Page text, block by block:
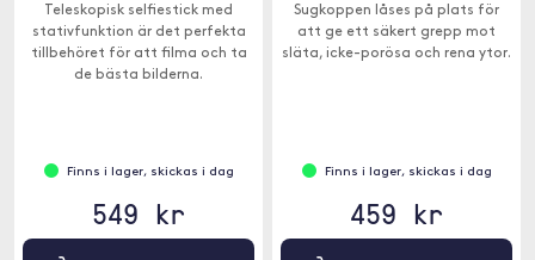
Teleskopisk selfiestick med
stativfunktion är det perfekta
tillbehöret för att filma och ta
de bästa bilderna.
Finns i lager, skickas i dag
549 kr
Sugkoppen låses på plats för
att ge ett säkert grepp mot
släta, icke-porösa och rena ytor.
Finns i lager, skickas i dag
459 kr